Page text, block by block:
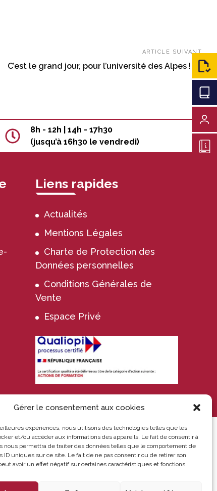
Gérer le consentement aux cookies
expériences, nous utilisons des technologies telles que les
et/ou accéder aux informations des appareils. Le fait de consentir à
nous permettra de traiter des données telles que le comportement de
ID uniques sur ce site. Le fait de ne pas consentir ou de retirer son
avoir un effet négatif sur certaines caractéristiques et fonctions.
ARTICLE SUIVANT
C’est le grand jour, pour l’université des Alpes ! 🏔️
8h - 12h | 14h - 17h30
(jusqu’à 16h30 le vendredi)
Liens rapides
Actualités
Mentions Légales
Charte de Protection des
Données personnelles
Conditions Générales de
Vente
Espace Privé